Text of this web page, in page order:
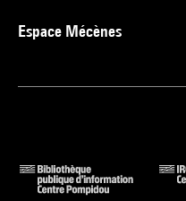
Espace Mécènes